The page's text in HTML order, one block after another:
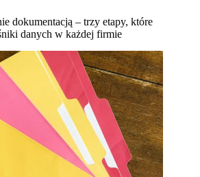
dokumentacją – trzy etapy, które
danych w każdej firmie